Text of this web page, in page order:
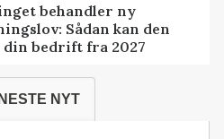
behandler ny
Sådan kan den
bedrift fra 2027
NYT